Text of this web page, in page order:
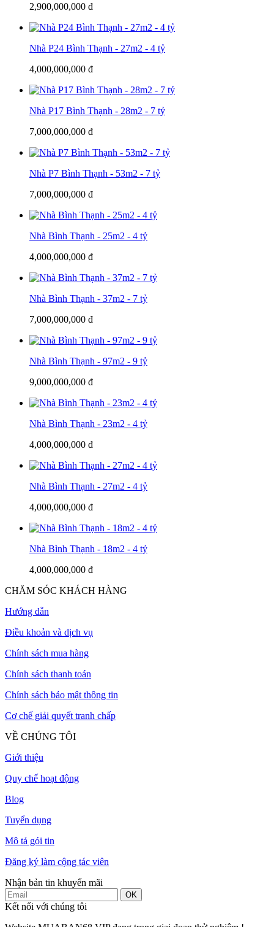
2,900,000,000 đ
Nhà P24 Bình Thạnh - 27m2 - 4 tỷ
4,000,000,000 đ
Nhà P17 Bình Thạnh - 28m2 - 7 tỷ
7,000,000,000 đ
Nhà P7 Bình Thạnh - 53m2 - 7 tỷ
7,000,000,000 đ
Nhà Bình Thạnh - 25m2 - 4 tỷ
4,000,000,000 đ
Nhà Bình Thạnh - 37m2 - 7 tỷ
7,000,000,000 đ
Nhà Bình Thạnh - 97m2 - 9 tỷ
9,000,000,000 đ
Nhà Bình Thạnh - 23m2 - 4 tỷ
4,000,000,000 đ
Nhà Bình Thạnh - 27m2 - 4 tỷ
4,000,000,000 đ
Nhà Bình Thạnh - 18m2 - 4 tỷ
4,000,000,000 đ
CHĂM SÓC KHÁCH HÀNG
Hướng dẫn
Điều khoản và dịch vụ
Chính sách mua hàng
Chính sách thanh toán
Chính sách bảo mật thông tin
Cơ chế giải quyết tranh chấp
VỀ CHÚNG TÔI
Giới thiệu
Quy chế hoạt động
Blog
Tuyển dụng
Mô tả gói tin
Đăng ký làm cộng tác viên
Nhận bản tin khuyến mãi
OK
Kết nối với chúng tôi